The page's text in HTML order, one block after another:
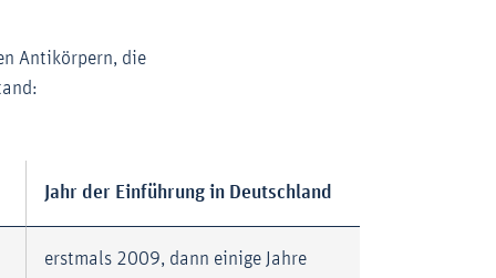
Antikörpern, die
Jahr der Einführung in Deutschland
erstmals 2009, dann einige Jahre